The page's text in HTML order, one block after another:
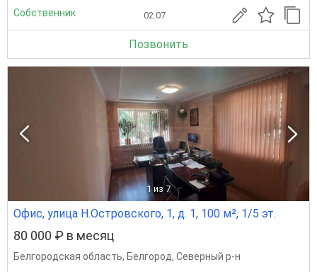
Собственник 02.07
Позвонить
1 из 7
Офис, улица Н.Островского, 1, д. 1, 100 м², 1/5 эт.
80 000 ₽ в месяц
Белгородская область, Белгород, Северный р-н